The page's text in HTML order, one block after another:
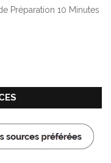
Préparation 10 Minutes